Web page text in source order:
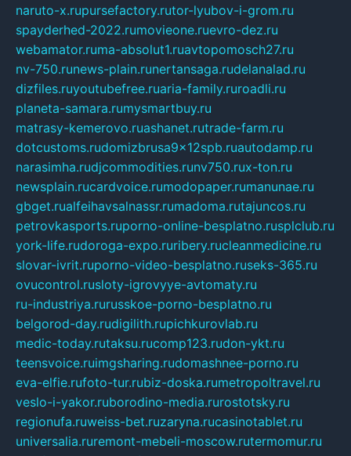
naruto-x.rupursefactory.rutor-lyubov-i-grom.ru
spayderhed-2022.rumovieone.ruevro-dez.ru
webamator.ruma-absolut1.ruavtopomosch27.ru
nv-750.runews-plain.runertansaga.rudelanalad.ru
dizfiles.ruyoutubefree.ruaria-family.ruroadli.ru
planeta-samara.rumysmartbuy.ru
matrasy-kemerovo.ruashanet.rutrade-farm.ru
dotcustoms.rudomizbrusa9x12spb.ruautodamp.ru
narasimha.rudjcommodities.runv750.rux-ton.ru
newsplain.rucardvoice.rumodopaper.rumanunae.ru
gbget.rualfeihavsalnassr.rumadoma.rutajuncos.ru
petrovkasports.ruporno-online-besplatno.rusplclub.ru
york-life.rudoroga-expo.ruribery.rucleanmedicine.ru
slovar-ivrit.ruporno-video-besplatno.ruseks-365.ru
ovucontrol.rusloty-igrovyye-avtomaty.ru
ru-industriya.rurusskoe-porno-besplatno.ru
belgorod-day.rudigilith.rupichkurovlab.ru
medic-today.rutaksu.rucomp123.rudon-ykt.ru
teensvoice.ruimgsharing.rudomashnee-porno.ru
eva-elfie.rufoto-tur.rubiz-doska.rumetropoltravel.ru
veslo-i-yakor.ruborodino-media.rurostotsky.ru
regionufa.ruweiss-bet.ruzaryna.rucasinotablet.ru
universalia.ruremont-mebeli-moscow.rutermomur.ru